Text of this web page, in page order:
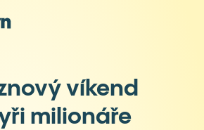
víkend
milionáře